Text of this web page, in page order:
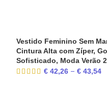
Vestido Feminino Sem
Cintura Alta com Zíper,
Sofisticado, Moda Verão
€ 42,26 – € 43,54